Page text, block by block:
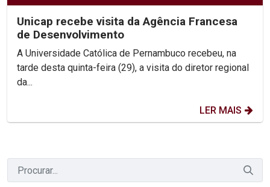
Unicap recebe visita da Agência Francesa
de Desenvolvimento
A Universidade Católica de Pernambuco recebeu, na
tarde desta quinta-feira (29), a visita do diretor regional
da...
LER MAIS